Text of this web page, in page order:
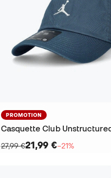
PROMOTION
27,99 €21,99 €−21%